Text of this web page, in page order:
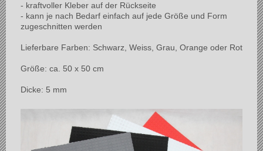
- kraftvoller Kleber auf der Rückseite
- kann je nach Bedarf einfach auf jede Größe und Form
zugeschnitten werden
Lieferbare Farben: Schwarz, Weiss, Grau, Orange oder Rot
Größe: ca. 50 x 50 cm
Dicke: 5 mm